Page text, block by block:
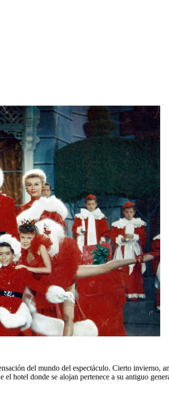
del mundo del espectáculo. Cierto invierno,
hotel donde se alojan pertenece a su antiguo